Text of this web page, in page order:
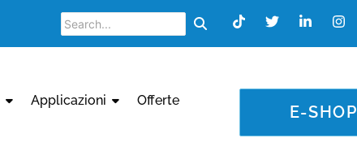
Applicazioni
Offerte
E-SHOP